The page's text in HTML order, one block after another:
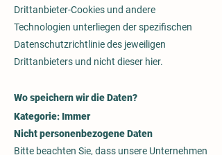
Drittanbieter-Cookies und andere
Technologien unterliegen der spezifischen
Datenschutzrichtlinie des jeweiligen
Drittanbieters und nicht dieser hier.
Wo speichern wir die Daten?
Kategorie: Immer
Nicht personenbezogene Daten
Bitte beachten Sie, dass unsere Unternehmen